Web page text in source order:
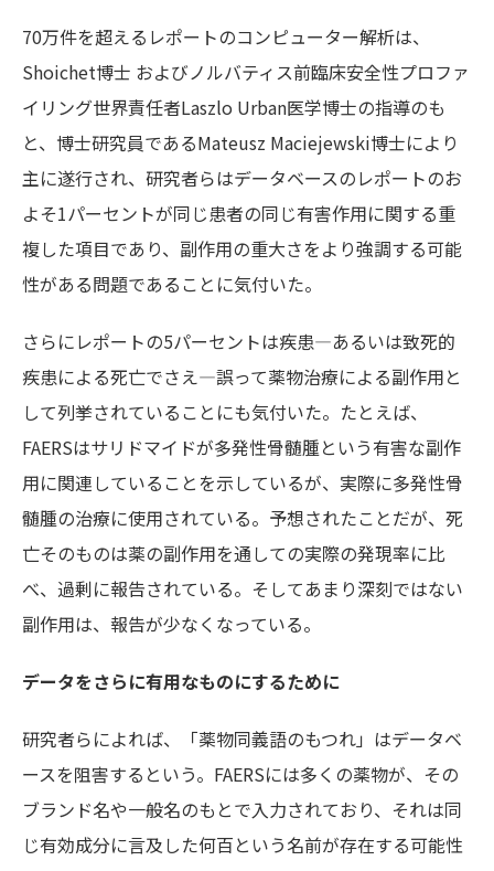
70万件を超えるレポートのコンピューター解析は、
Shoichet博士 およびノルバティス前臨床安全性プロファ
イリング世界責任者Laszlo Urban医学博士の指導のも
と、博士研究員であるMateusz Maciejewski博士により
主に遂行され、研究者らはデータベースのレポートのお
よそ1パーセントが同じ患者の同じ有害作用に関する重
複した項目であり、副作用の重大さをより強調する可能
性がある問題であることに気付いた。
さらにレポートの5パーセントは疾患―あるいは致死的
疾患による死亡でさえ―誤って薬物治療による副作用と
して列挙されていることにも気付いた。たとえば、
FAERSはサリドマイドが多発性骨髄腫という有害な副作
用に関連していることを示しているが、実際に多発性骨
髄腫の治療に使用されている。予想されたことだが、死
亡そのものは薬の副作用を通しての実際の発現率に比
べ、過剰に報告されている。そしてあまり深刻ではない
副作用は、報告が少なくなっている。
データをさらに有用なものにするために
研究者らによれば、「薬物同義語のもつれ」はデータベ
ースを阻害するという。FAERSには多くの薬物が、その
ブランド名や一般名のもとで入力されており、それは同
じ有効成分に言及した何百という名前が存在する可能性